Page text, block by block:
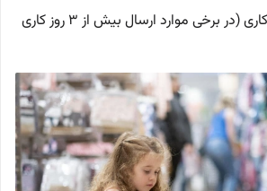
ارسال در 2 یا 3 روز کاری (در برخی موارد ارسال بیش از 3 روز کاری